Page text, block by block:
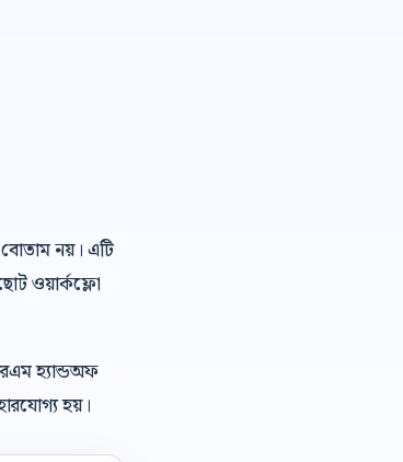
নয়। এটি
ওয়ার্কফ্লো
হ্যান্ডঅফ
হয়।